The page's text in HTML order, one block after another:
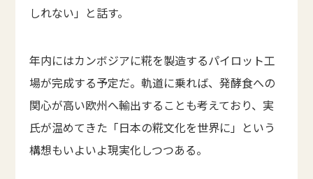
しれない」と話す。
年内にはカンボジアに糀を製造するパイロット工
場が完成する予定だ。軌道に乗れば、発酵食への
関心が高い欧州へ輸出することも考えており、実
氏が温めてきた「日本の糀文化を世界に」という
構想もいよいよ現実化しつつある。